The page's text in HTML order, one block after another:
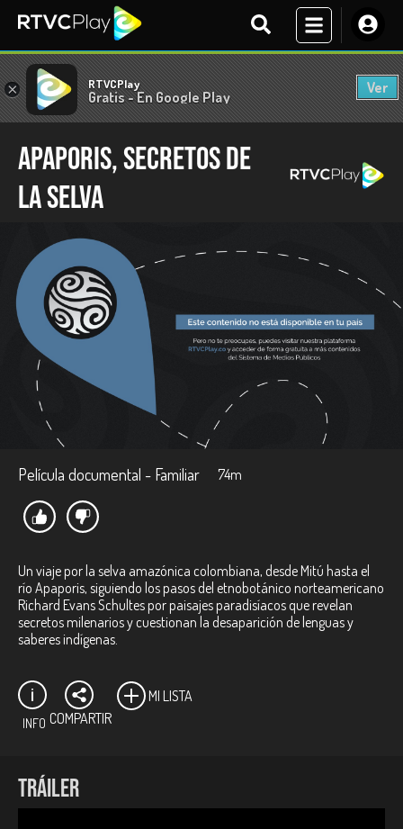
× RTVCPlay
Gratis - En Google Play
Ver
Apaporis, secretos de
la selva
Película documental - Familiar 74m
Un viaje por la selva amazónica colombiana, desde Mitú hasta el
río Apaporis, siguiendo los pasos del etnobotánico norteamericano
Richard Evans Schultes por paisajes paradisíacos que revelan
secretos milenarios y cuestionan la desaparición de lenguas y
saberes indígenas.
INFO COMPARTIR
MI LISTA
Director:
Productor:Jairo Alberto Dorado.
TRÁILER